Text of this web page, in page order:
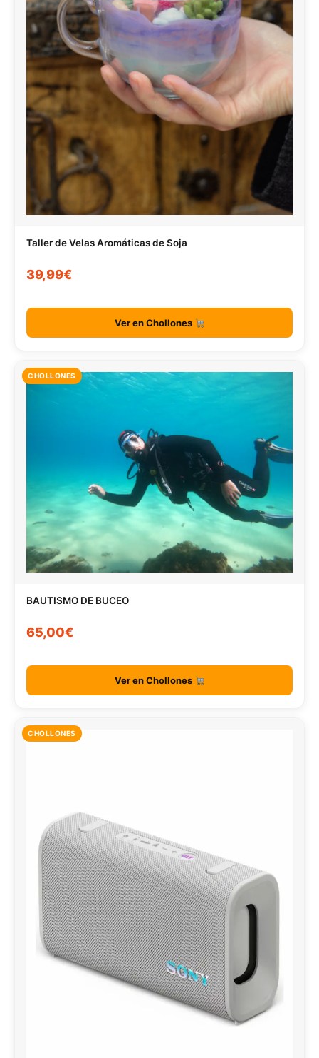
Taller de Velas Aromáticas de Soja
39,99€
Ver en Chollones
CHOLLONES
BAUTISMO DE BUCEO
65,00€
Ver en Chollones
CHOLLONES